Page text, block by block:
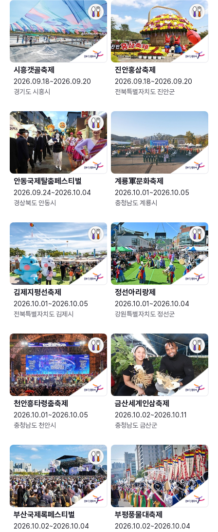
시흥갯골축제
2026.09.18~2026.09.20
경기도 시흥시
진안홍삼축제
2026.09.18~2026.09.20
전북특별자치도 진안군
안동국제탈춤페스티벌
2026.09.24~2026.10.04
경상북도 안동시
2026.10.01~2026.10.05
충청남도 계룡시
김제지평선축제
2026.10.01~2026.10.05
전북특별자치도 김제시
정선아리랑제
2026.10.01~2026.10.04
강원특별자치도 정선군
천안흥타령춤축제
2026.10.01~2026.10.05
충청남도 천안시
금산세계인삼축제
2026.10.02~2026.10.11
충청남도 금산군
부산국제록페스티벌
2026.10.02~2026.10.04
부평풍물대축제
2026.10.02~2026.10.04